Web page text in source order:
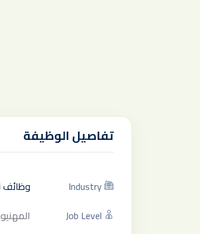
تفاصيل الوظيفة
Industry وظائف
Job Level